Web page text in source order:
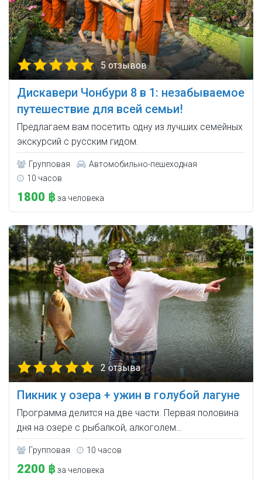
5 отзывов
Дискавери Чонбури 8 в 1: незабываемое
путешествие для всей семьи!
Предлагаем вам посетить одну из лучших семейных
экскурсий с русским гидом.
Групповая
Автомобильно-пешеходная
10 часов
1800 ฿за человека
2 отзыва
Пикник у озера + ужин в голубой лагуне
Программа делится на две части. Первая половина
дня на озере с рыбалкой, алкоголем…
Групповая 10 часов
2200 ฿за человека